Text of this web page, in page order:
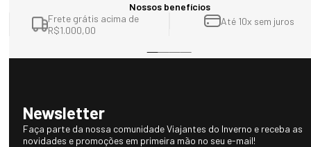
Nossos benefícios
Frete grátis acima de
R$1.000,00
Até 10x sem juros
Newsletter
Faça parte da nossa comunidade Viajantes do Inverno e receba as
novidades e promoções em primeira mão no seu e-mail!